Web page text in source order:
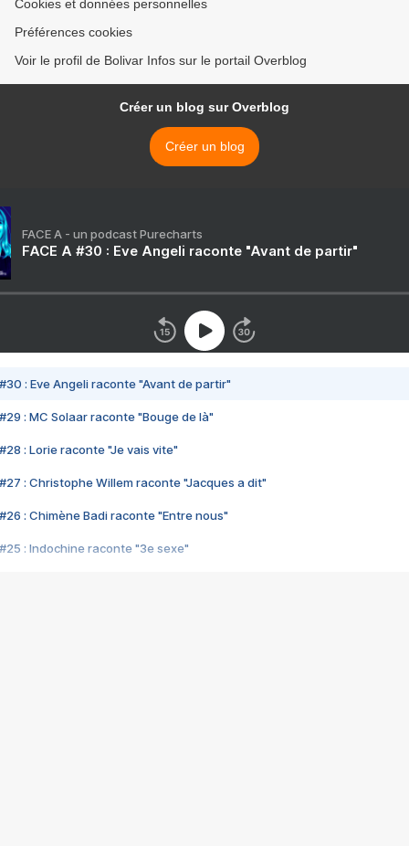
Cookies et données personnelles
Préférences cookies
Voir le profil de Bolivar Infos sur le portail Overblog
Créer un blog sur Overblog
Créer un blog
FACE A - un podcast Purecharts
FACE A #30 : Eve Angeli raconte "Avant de partir"
#30 : Eve Angeli raconte "Avant de partir"
#29 : MC Solaar raconte "Bouge de là"
#28 : Lorie raconte "Je vais vite"
#27 : Christophe Willem raconte "Jacques a dit"
#26 : Chimène Badi raconte "Entre nous"
#25 : Indochine raconte "3e sexe"